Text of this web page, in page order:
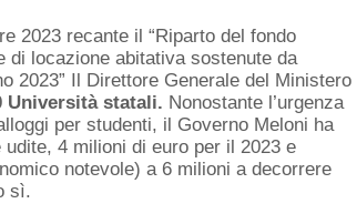
2023 recante il “Riparto del fondo
di locazione abitativa sostenute da
2023” Il Direttore Generale del Ministero
Università statali. Nonostante l’urgenza
per studenti, il Governo Meloni ha
4 milioni di euro per il 2023 e
notevole) a 6 milioni a decorrere
sì.